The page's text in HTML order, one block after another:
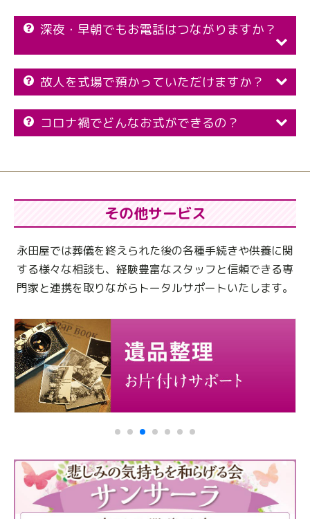
深夜・早朝でもお電話はつながりますか？
故人を式場で預かっていただけますか？
コロナ禍でどんなお式ができるの？
その他サービス
永田屋では葬儀を終えられた後の各種手続きや供養に関
する様々な相談も、 経験豊富なスタッフと信頼できる専
門家と連携を取りながらトータルサポートいたします。